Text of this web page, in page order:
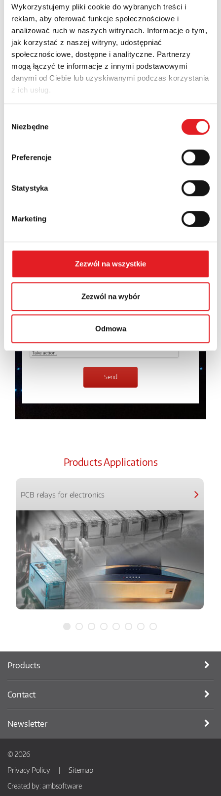
Wykorzystujemy pliki cookie do wybranych treści i
reklam, aby oferować funkcje społecznościowe i
analizować ruch w naszych witrynach. Informacje o tym,
jak korzystać z naszej witryny, udostępniać
społecznościowe, dostępne i analityczne. Partnerzy
mogą łączyć te informacje z innymi podstawowymi
danymi od Ciebie lub uzyskiwanymi podczas korzystania
z ich usług.
zgody
Niezbędne
Preferencje
Statystyka
Marketing
Zezwól na wszystkie
Zezwól na wybór
Odmowa
Email: *
Company:
Contents: *
I consent to the processing of my personal data by
personal data in thePrivacy Policy*
*
Products Applications
PCB relays for electronics
Products
Contact
Newsletter
© 2026
Privacy Policy
Sitemap
Created by: ambsoftware